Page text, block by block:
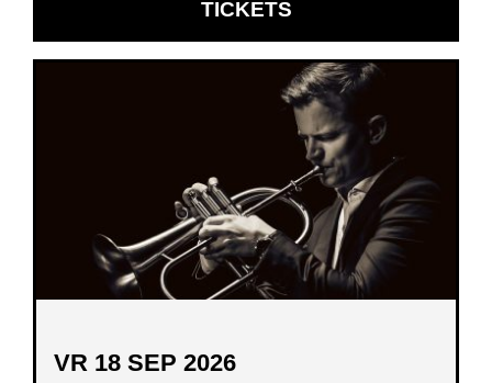
TICKETSOPENT
IN
NIEUW
VENSTER
VR 18 SEP 2026